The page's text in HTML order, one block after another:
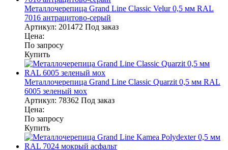
Металлочерепица Grand Line Classic Velur 0,5 мм RAL
7016 антрацитово-серый
Артикул: 201472 Под заказ
Цена:
По запросу
Купить
Металлочерепица Grand Line Classic Quarzit 0,5 мм RAL
6005 зеленый мох
Артикул: 78362 Под заказ
Цена:
По запросу
Купить